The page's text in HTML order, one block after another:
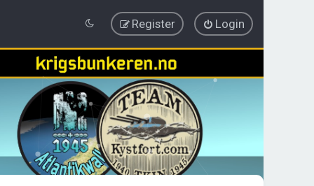
Login
Register